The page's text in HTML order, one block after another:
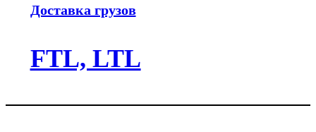
Доставка грузов
FTL, LTL